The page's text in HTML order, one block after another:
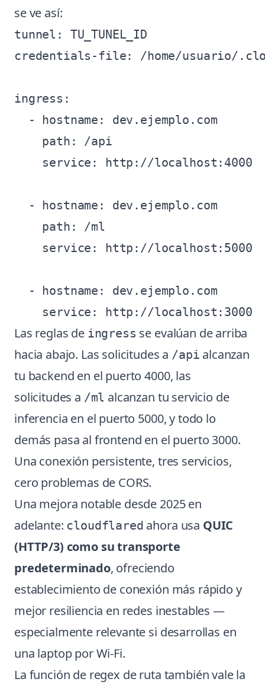
se ve así:
tunnel: TU_TUNEL_ID
credentials-file: /home/usuario/
ingress:
  - hostname: dev.ejemplo.com
    path: /api
    service: http://localhost:4000
  - hostname: dev.ejemplo.com
    path: /ml
    service: http://localhost:5000
  - hostname: dev.ejemplo.com
Las reglas de ingress se evalúan de arriba
hacia abajo. Las solicitudes a /api alcanzan
tu backend en el puerto 4000, las
solicitudes a /ml alcanzan tu servicio de
inferencia en el puerto 5000, y todo lo
demás pasa al frontend en el puerto 3000.
Una conexión persistente, tres servicios,
cero problemas de CORS.
Una mejora notable desde 2025 en
adelante: cloudflared ahora usa QUIC
(HTTP/3) como su transporte
predeterminado, ofreciendo
establecimiento de conexión más rápido y
mejor resiliencia en redes inestables —
especialmente relevante si desarrollas en
una laptop por Wi-Fi.
La función de regex de ruta también vale la